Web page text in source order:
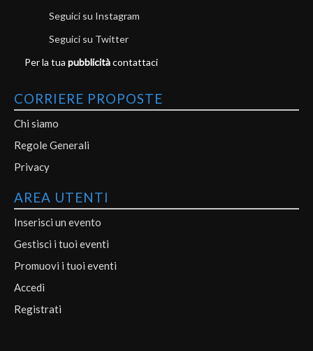
Seguici su Instagram
Seguici su Twitter
Per la tua pubblicitàcontattaci
CORRIERE PROPOSTE
Chi siamo
Regole Generali
Privacy
AREA UTENTI
Inserisci un evento
Gestisci i tuoi eventi
Promuovi i tuoi eventi
Accedi
Registrati